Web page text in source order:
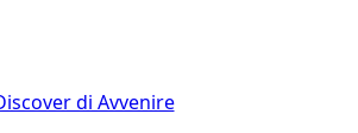
di Avvenire